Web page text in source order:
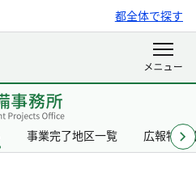
都全体で探す
事業完了地区一覧 広報物一